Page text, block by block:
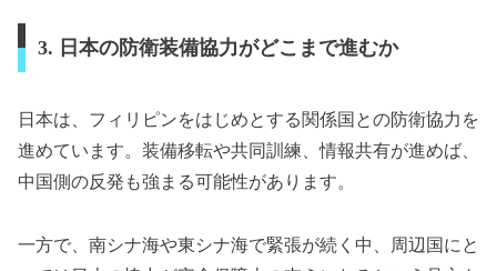
3. 日本の防衛装備協力がどこまで進むか
日本は、フィリピンをはじめとする関係国との防衛協力を
進めています。装備移転や共同訓練、情報共有が進めば、
中国側の反発も強まる可能性があります。
一方で、南シナ海や東シナ海で緊張が続く中、周辺国にと